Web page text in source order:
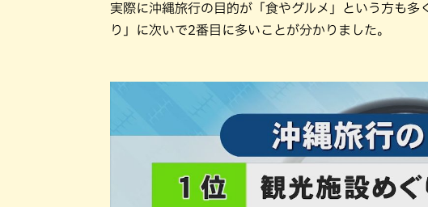
実際に沖縄旅行の目的が「食やグルメ」という方も
り」に次いで2番目に多いことが分かりました。